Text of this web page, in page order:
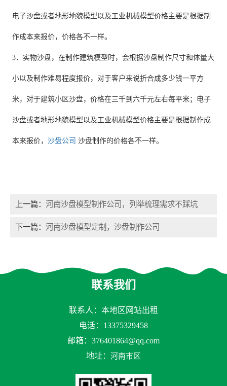
电子沙盘或者地形地貌模型以及工业机械模型价格主要是根据制
作成本来报价，价格各不一样。
3．实物沙盘，在制作建筑模型时，会根据沙盘制作尺寸和体量大
小以及制作难易程度报价，对于客户来说折合成多少钱一平方
米，对于建筑小区沙盘，价格在三千到六千元左右每平米；电子
沙盘或者地形地貌模型以及工业机械模型价格主要是根据制作成
本来报价，沙盘公司 沙盘制作的价格各不一样。
上一篇： 河南沙盘模型制作公司，列举梳理需求不踩坑
下一篇： 河南沙盘模型定制，沙盘制作公司
联系我们
联系人：本地区网站出租
电话：13375329458
邮箱： 376401864@qq.com
地址： 河南市区